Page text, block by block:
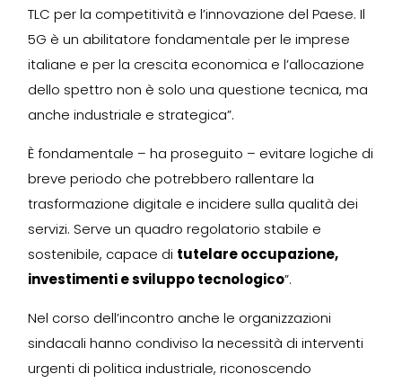
TLC per la competitività e l’innovazione del Paese. Il
5G è un abilitatore fondamentale per le imprese
italiane e per la crescita economica e l’allocazione
dello spettro non è solo una questione tecnica, ma
anche industriale e strategica”.
È fondamentale – ha proseguito – evitare logiche di
breve periodo che potrebbero rallentare la
trasformazione digitale e incidere sulla qualità dei
servizi. Serve un quadro regolatorio stabile e
sostenibile, capace di tutelare occupazione,
investimenti e sviluppo tecnologico”.
Nel corso dell’incontro anche le organizzazioni
sindacali hanno condiviso la necessità di interventi
urgenti di politica industriale, riconoscendo